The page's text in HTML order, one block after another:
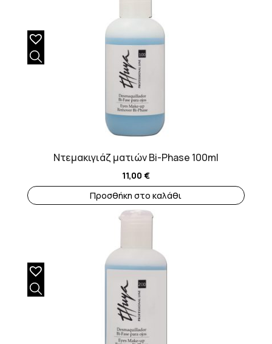
Ντεμακιγιάζ ματιών Bi-Phase 100ml
11,00 €
Προσθήκη στο καλάθι